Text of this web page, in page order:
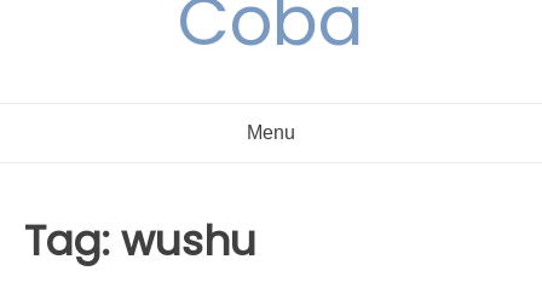
Coba
Menu
Tag:wushu